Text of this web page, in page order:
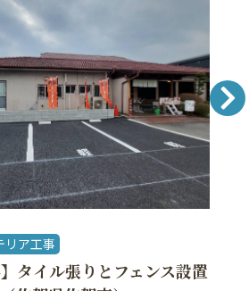
の他
ーム】スタッフルームと手